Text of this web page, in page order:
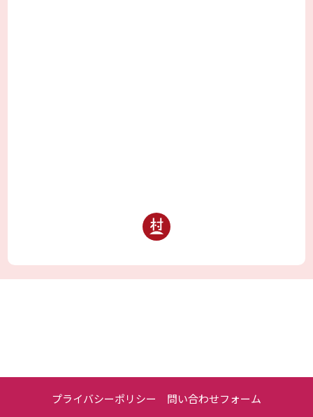
プライバシーポリシー 問い合わせフォーム